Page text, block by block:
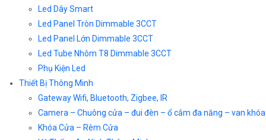
Led Dây Smart
Led Panel Tròn Dimmable 3CCT
Led Panel Lớn Dimmable 3CCT
Led Tube Nhôm T8 Dimmable 3CCT
Phụ Kiện Led
Thiết Bị Thông Minh
Gateway Wifi, Bluetooth, Zigbee, IR
Camera – Chuông cửa – đui đèn – ổ cắm đa năng – van khóa
Khóa Cửa – Rèm Cửa